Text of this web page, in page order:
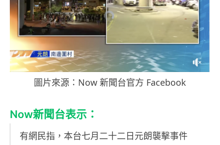
圖片來源：Now 新聞台官方 Facebook
Now新聞台表示：
有網民指，本台七月二十二日元朗襲擊事件